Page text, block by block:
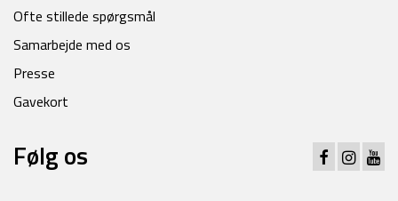
Ofte stillede spørgsmål
Samarbejde med os
Presse
Gavekort
Følg os